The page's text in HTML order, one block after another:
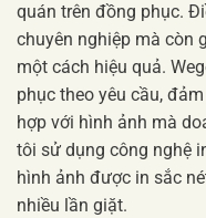
quán trên đồng phục.
chuyên nghiệp mà còn
một cách hiệu quả.
phục theo yêu cầu,
hợp với hình ảnh mà
tôi sử dụng công nghệ
hình ảnh được in sắc
nhiều lần giặt.